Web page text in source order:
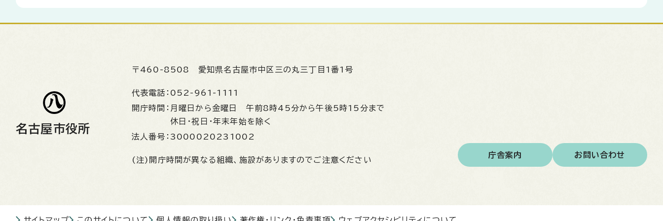
名古屋市役所
〒460-8508 愛知県名古屋市中区三の丸三丁目1番1号
代表電話： 052-961-1111
開庁時間： 月曜日から金曜日 午前8時45分から午後5時15分まで
休日・祝日・年末年始を除く
法人番号： 3000020231002
(注)開庁時間が異なる組織、施設がありますのでご注意ください
庁舎案内 お問い合わせ